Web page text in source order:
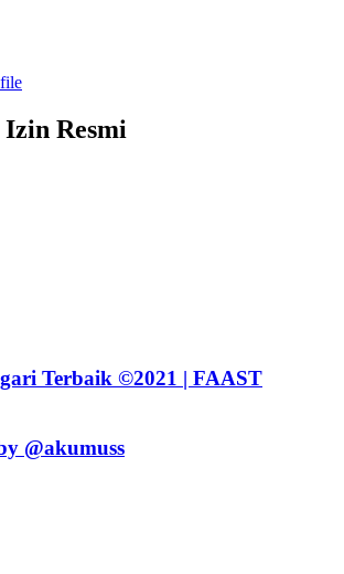
Resmi
Terbaik ©2021 | FAAST
@akumuss